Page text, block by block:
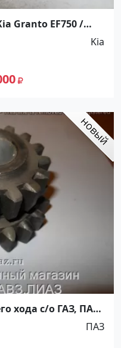
Granto EF750 /
Kia
хода с/о ГАЗ, ПАЗ
ПАЗ